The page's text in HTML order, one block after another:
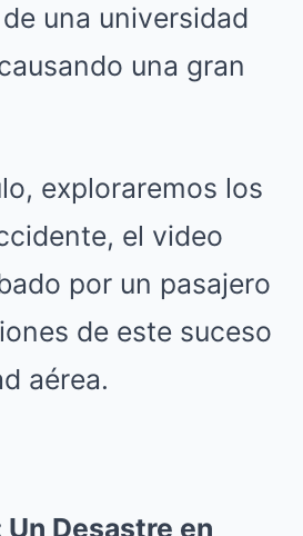
una universidad
una gran
exploraremos los
el video
por un pasajero
de este suceso
aérea.
Desastre en